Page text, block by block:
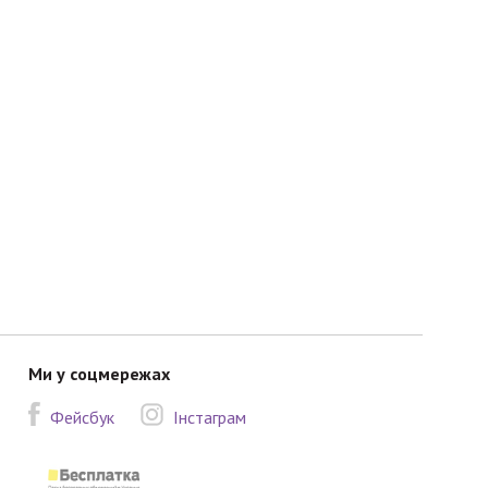
Ми у соцмережах
Фейсбук
Інстаграм